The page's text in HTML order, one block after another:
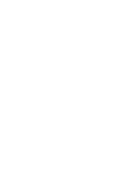
慶應義塾大学グロ
慶應義塾大学グロ
博士課程教育リ